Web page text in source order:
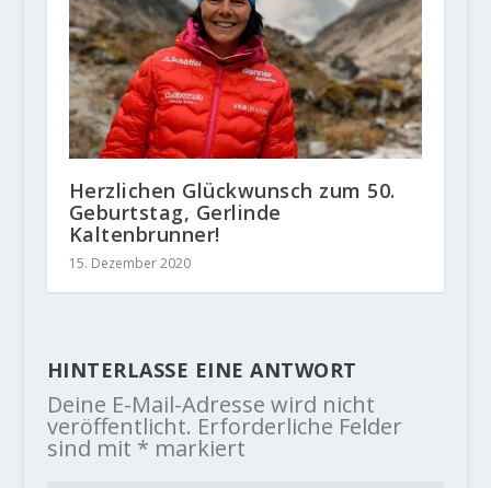
Herzlichen Glückwunsch zum 50.
Geburtstag, Gerlinde
Kaltenbrunner!
15. Dezember 2020
HINTERLASSE EINE ANTWORT
Deine E-Mail-Adresse wird nicht
veröffentlicht. Erforderliche Felder
sind mit * markiert